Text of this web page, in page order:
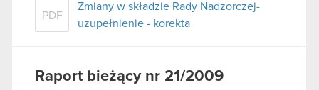
PDF
Zmiany w składzie Rady Nadzorczej-
uzupełnienie - korekta
Raport bieżący nr 21/2009